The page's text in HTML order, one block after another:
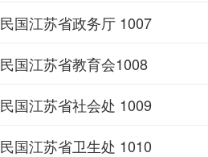
民国江苏省政务厅 1007
民国江苏省教育会1008
民国江苏省社会处 1009
民国江苏省卫生处 1010